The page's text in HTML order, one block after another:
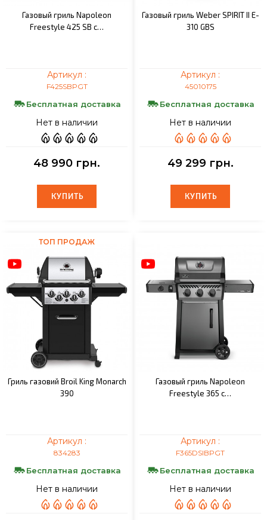
Газовый гриль Napoleon
Freestyle 425 SB с…
Артикул :
F425SBPGT
Бесплатная доставка
Нет в наличии
48 990 грн.
КУПИТЬ
КУПИТЬ
Газовый гриль Weber SPIRIT II E-
310 GBS
Артикул :
45010175
Бесплатная доставка
Нет в наличии
49 299 грн.
КУПИТЬ
КУПИТЬ
ТОП ПРОДАЖ
Гриль газовий Broil King Monarch
390
Артикул :
834283
Бесплатная доставка
Нет в наличии
Газовый гриль Napoleon
Freestyle 365 с…
Артикул :
F365DSIBPGT
Бесплатная доставка
Нет в наличии